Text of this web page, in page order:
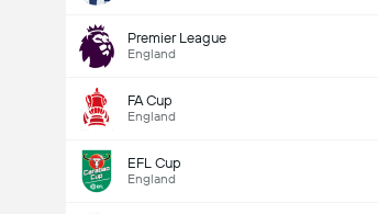
Premier League
England
FA Cup
England
EFL Cup
England